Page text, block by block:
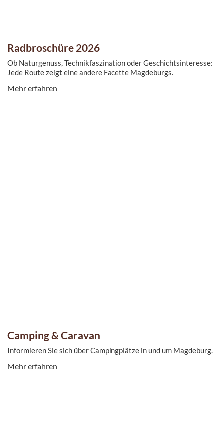
Radbroschüre 2026
Ob Naturgenuss, Technikfaszination oder Geschichtsinteresse:
Jede Route zeigt eine andere Facette Magdeburgs.
Mehr erfahren
Camping & Caravan
Informieren Sie sich über Campingplätze in und um Magdeburg.
Mehr erfahren